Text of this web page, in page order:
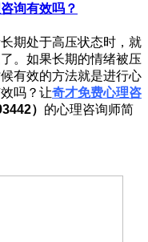
询有效吗？
期处于高压状态时，就
。如果长期的情绪被压
有效的方法就是进行心
吗？让奇才免费心理咨
） 的心理咨询师简